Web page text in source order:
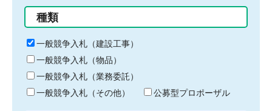
る
キ
ー
ワ
ー
ド
種類
一般競争入札（建設工事）
一般競争入札（物品）
一般競争入札（業務委託）
一般競争入札（その他）
公募型プロポーザル